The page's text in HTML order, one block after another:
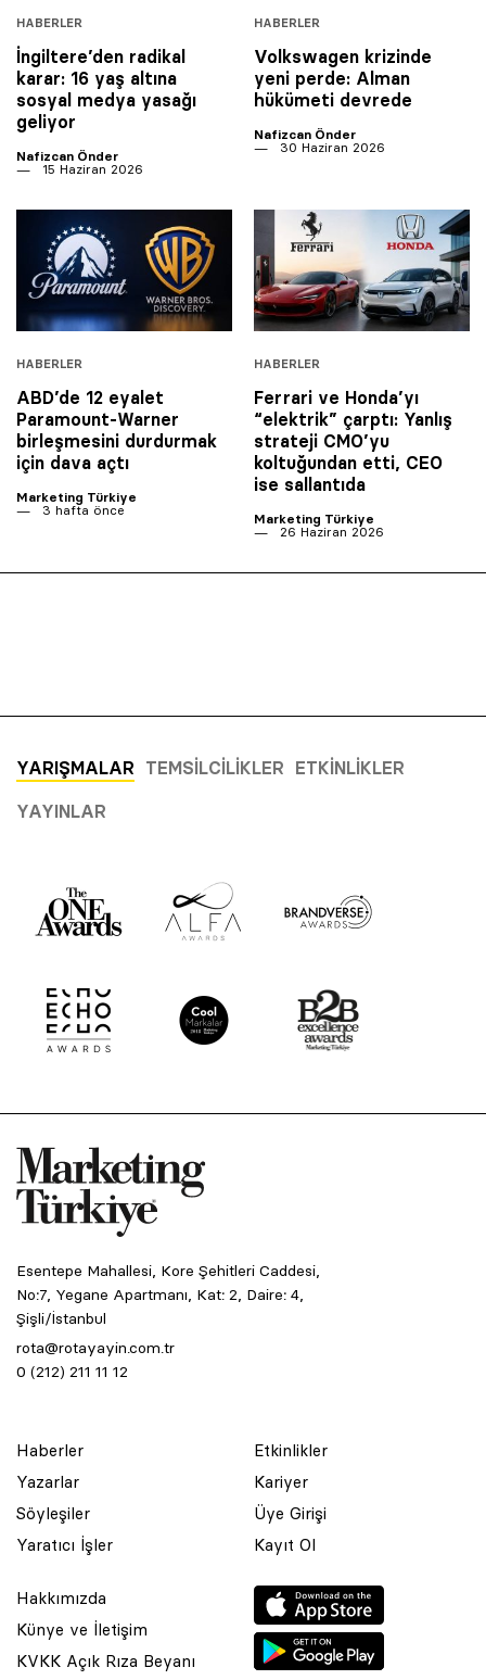
HABERLER
İngiltere’den radikal
karar: 16 yaş altına
sosyal medya yasağı
geliyor
Nafizcan Önder
15 Haziran 2026
HABERLER
Volkswagen krizinde
yeni perde: Alman
hükümeti devrede
Nafizcan Önder
30 Haziran 2026
HABERLER
ABD’de 12 eyalet
Paramount-Warner
birleşmesini durdurmak
için dava açtı
Marketing Türkiye
3 hafta önce
HABERLER
Ferrari ve Honda’yı
“elektrik” çarptı: Yanlış
strateji CMO’yu
koltuğundan etti, CEO
ise sallantıda
Marketing Türkiye
26 Haziran 2026
YARIŞMALAR TEMSILCILIKLER ETKINLIKLER
YAYINLAR
Esentepe Mahallesi, Kore Şehitleri Caddesi,
No:7, Yegane Apartmanı, Kat: 2, Daire: 4,
Şişli/İstanbul
rota@rotayayin.com.tr
0 (212) 211 11 12
Haberler
Yazarlar
Söyleşiler
Yaratıcı İşler
Etkinlikler
Kariyer
Üye Girişi
Kayıt Ol
Hakkımızda
Künye ve İletişim
KVKK Açık Rıza Beyanı